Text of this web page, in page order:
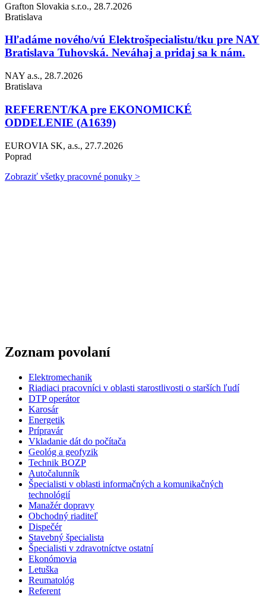
Grafton Slovakia s.r.o., 28.7.2026
Bratislava
Hľadáme nového/vú Elektrošpecialistu/tku pre NAY
Bratislava Tuhovská. Neváhaj a pridaj sa k nám.
NAY a.s., 28.7.2026
Bratislava
REFERENT/KA pre EKONOMICKÉ
ODDELENIE (A1639)
EUROVIA SK, a.s., 27.7.2026
Poprad
Zobraziť všetky pracovné ponuky >
Zoznam povolaní
Elektromechanik
Riadiaci pracovníci v oblasti starostlivosti o starších ľudí
DTP operátor
Karosár
Energetik
Prípravár
Vkladanie dát do počítača
Geológ a geofyzik
Technik BOZP
Autočalunník
Špecialisti v oblasti informačných a komunikačných
technológií
Manažér dopravy
Obchodný riaditeľ
Dispečér
Stavebný špecialista
Špecialisti v zdravotníctve ostatní
Ekonómovia
Letuška
Reumatológ
Referent